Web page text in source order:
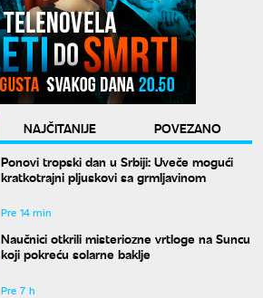
NAJČITANIJE
POVEZANO
Ponovi tropski dan u Srbiji: Uveče mogući
kratkotrajni pljuskovi sa grmljavinom
Pre 14 min
Naučnici otkrili misteriozne vrtloge na Suncu
koji pokreću solarne baklje
Pre 7 h